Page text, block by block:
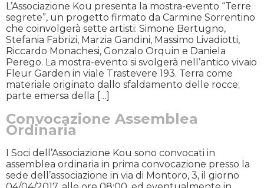
L’Associazione Kou presenta la mostra-evento “Terre
segrete”, un progetto firmato da Carmine Sorrentino
che coinvolgerà sette artisti: Simone Bertugno,
Stefania Fabrizi, Marzia Gandini, Massimo Livadiotti,
Riccardo Monachesi, Gonzalo Orquin e Daniela
Perego. La mostra-evento si svolgerà nell’antico vivaio
Fleur Garden in viale Trastevere 193. Terra come
materiale originato dallo sfaldamento delle rocce;
parte emersa della […]
Convocazione Assemblea
Ordinaria
I Soci dell’Associazione Kou sono convocati in
assemblea ordinaria in prima convocazione presso la
sede dell’associazione in via di Montoro, 3, il giorno